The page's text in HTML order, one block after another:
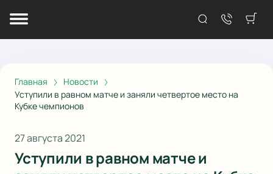
Главная
Новости
Уступили в равном матче и заняли четвертое место на
Кубке чемпионов
27 августа 2021
Уступили в равном матче и